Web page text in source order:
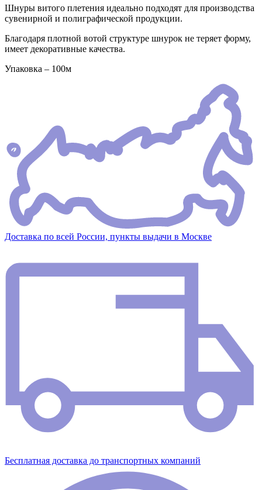
Шнуры витого плетения идеально подходят для производства
сувенирной и полиграфической продукции.
Благодаря плотной вотой структуре шнурок не теряет форму,
имеет декоративные качества.
Упаковка – 100м
Доставка по всей России, пункты выдачи в Москве
Бесплатная доставка до транспортных компаний